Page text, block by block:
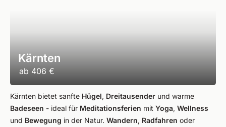
Kärnten
ab 406 €
Kärnten bietet sanfte Hügel, Dreitausender und warme
Badeseen - ideal für Meditationsferien mit Yoga, Wellness
und Bewegung in der Natur. Wandern, Radfahren oder